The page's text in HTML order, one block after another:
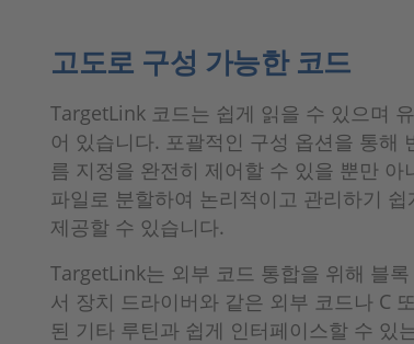
고도로 구성 가능한 코드
TargetLink 코드는 쉽게 읽을 수 있으며
어 있습니다. 포괄적인 구성 옵션을 통해
름 지정을 완전히 제어할 수 있을 뿐만 아
파일로 분할하여 논리적이고 관리하기
제공할 수 있습니다.
TargetLink는 외부 코드 통합을 위해 블
서 장치 드라이버와 같은 외부 코드나 C
된 기타 루틴과 쉽게 인터페이스할 수 있